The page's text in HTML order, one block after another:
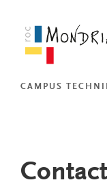
CAMPUS
Contact